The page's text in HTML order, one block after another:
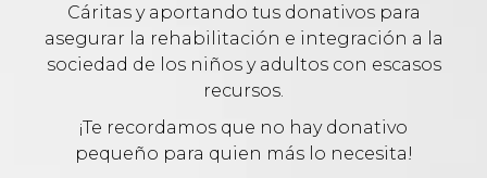
Cáritas y aportando tus donativos para
asegurar la rehabilitación e integración a la
sociedad de los niños y adultos con escasos
recursos.
¡Te recordamos que no hay donativo
pequeño para quien más lo necesita!